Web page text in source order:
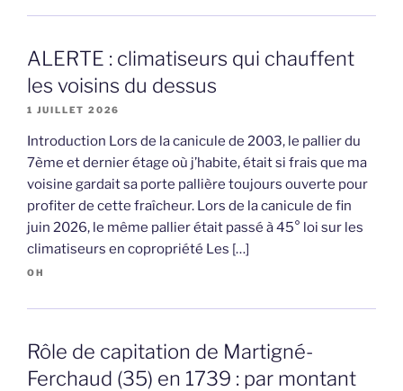
ALERTE : climatiseurs qui chauffent
les voisins du dessus
1 JUILLET 2026
Introduction Lors de la canicule de 2003, le pallier du
7ème et dernier étage où j’habite, était si frais que ma
voisine gardait sa porte pallière toujours ouverte pour
profiter de cette fraîcheur. Lors de la canicule de fin
juin 2026, le même pallier était passé à 45° loi sur les
climatiseurs en copropriété Les […]
OH
Rôle de capitation de Martigné-
Ferchaud (35) en 1739 : par montant